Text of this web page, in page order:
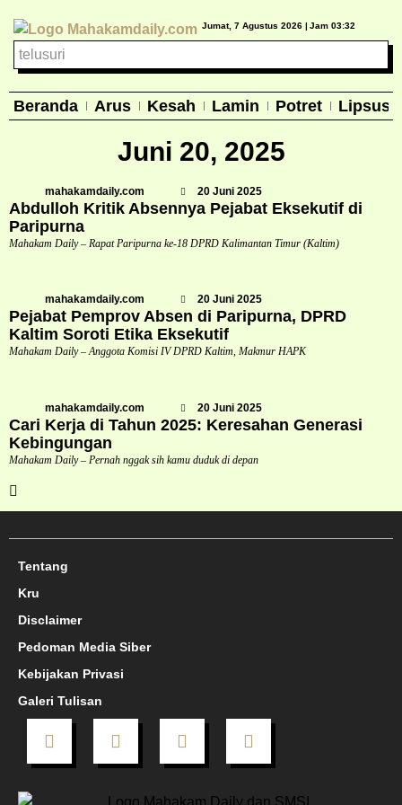
Jumat, 7 Agustus 2026 | Jam 03:32
Beranda Arus Kesah Lamin Potret Lipsus
Juni 20, 2025
mahakamdaily.com 20 Juni 2025
Abdulloh Kritik Absennya Pejabat Eksekutif di
Paripurna
Mahakam Daily – Rapat Paripurna ke-18 DPRD Kalimantan Timur (Kaltim)
mahakamdaily.com 20 Juni 2025
Pejabat Pemprov Absen di Paripurna, DPRD
Kaltim Soroti Etika Eksekutif
Mahakam Daily – Anggota Komisi IV DPRD Kaltim, Makmur HAPK
mahakamdaily.com 20 Juni 2025
Cari Kerja di Tahun 2025: Keresahan Generasi
Kebingungan
Mahakam Daily – Pernah nggak sih kamu duduk di depan
Tentang
Kru
Disclaimer
Pedoman Media Siber
Kebijakan Privasi
Galeri Tulisan